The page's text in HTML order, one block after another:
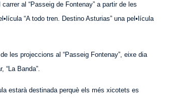
al “Passeig de Fontenay” a partir de les
“A todo tren. Destino Asturias” una pel•lícula
les projeccions al “Passeig Fontenay”, eixe dia
Banda”.
estarà destinada perquè els més xicotets es